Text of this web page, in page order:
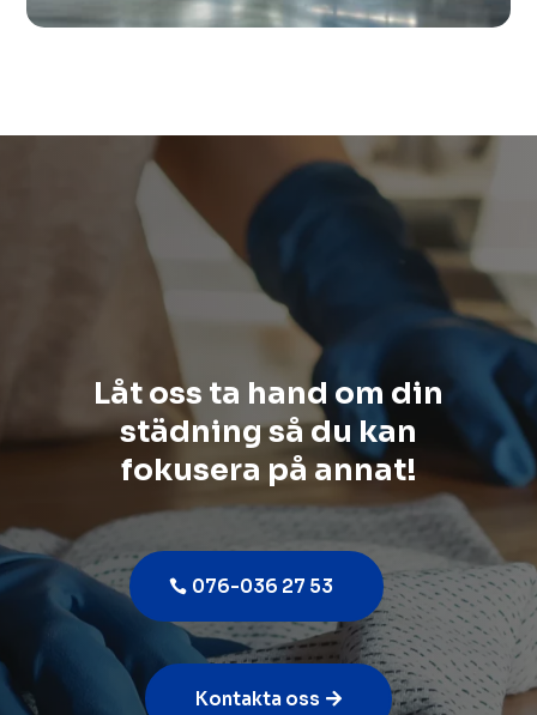
Låt oss ta hand om din
städning så du kan
fokusera på annat!
076-036 27 53
Kontakta oss